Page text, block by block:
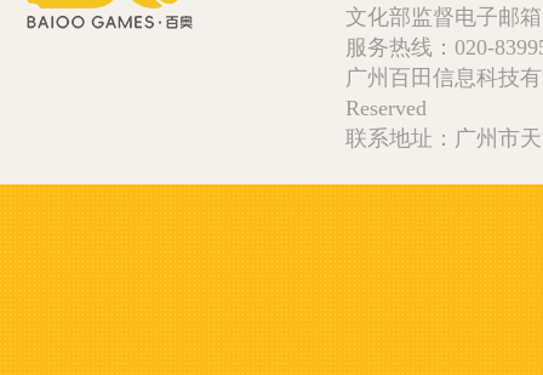
文化部监督电子邮
服务热线：020-
广州百田信息科技
Reserved
联系地址：广州市